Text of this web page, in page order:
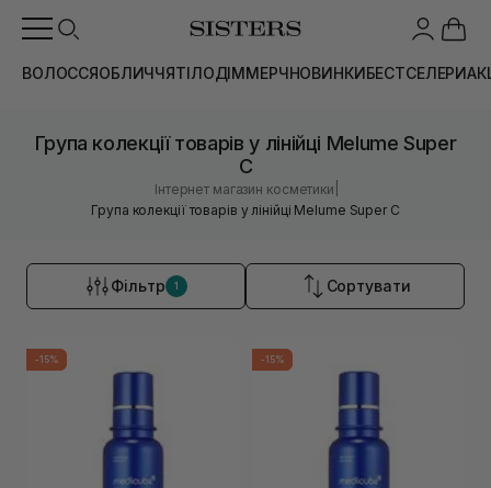
ВОЛОССЯОБЛИЧЧЯТІЛОДІММЕРЧНОВИНКИБЕСТСЕЛЕРИ
Група колекції товарів у лінійці Melume Super
C
Інтернет магазин косметики
Група колекції товарів у лінійці Melume Super C
Фільтр 1 Сортувати
-15% -15%